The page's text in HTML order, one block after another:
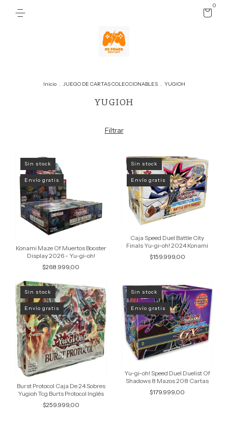
0
Inicio . JUEGO DE CARTAS COLECCIONABLES . YUGIOH
YUGIOH
Filtrar
Sin stock
Envío gratis
Konami Maze Of Muertos Booster
Display 2026 - Yu-gi-oh!
$268.999,00
Sin stock
Envío gratis
Caja Speed Duel Battle City
Finals Yu-gi-oh! 2024 Konami
$159.999,00
Sin stock
Envío gratis
Burst Protocol Caja De 24 Sobres
Yugioh Tcg Burts Protocol Inglés
$259.999,00
Sin stock
Envío gratis
Yu-gi-oh! Speed Duel Duelist Of
Shadows 8 Mazos 208 Cartas
$179.999,00